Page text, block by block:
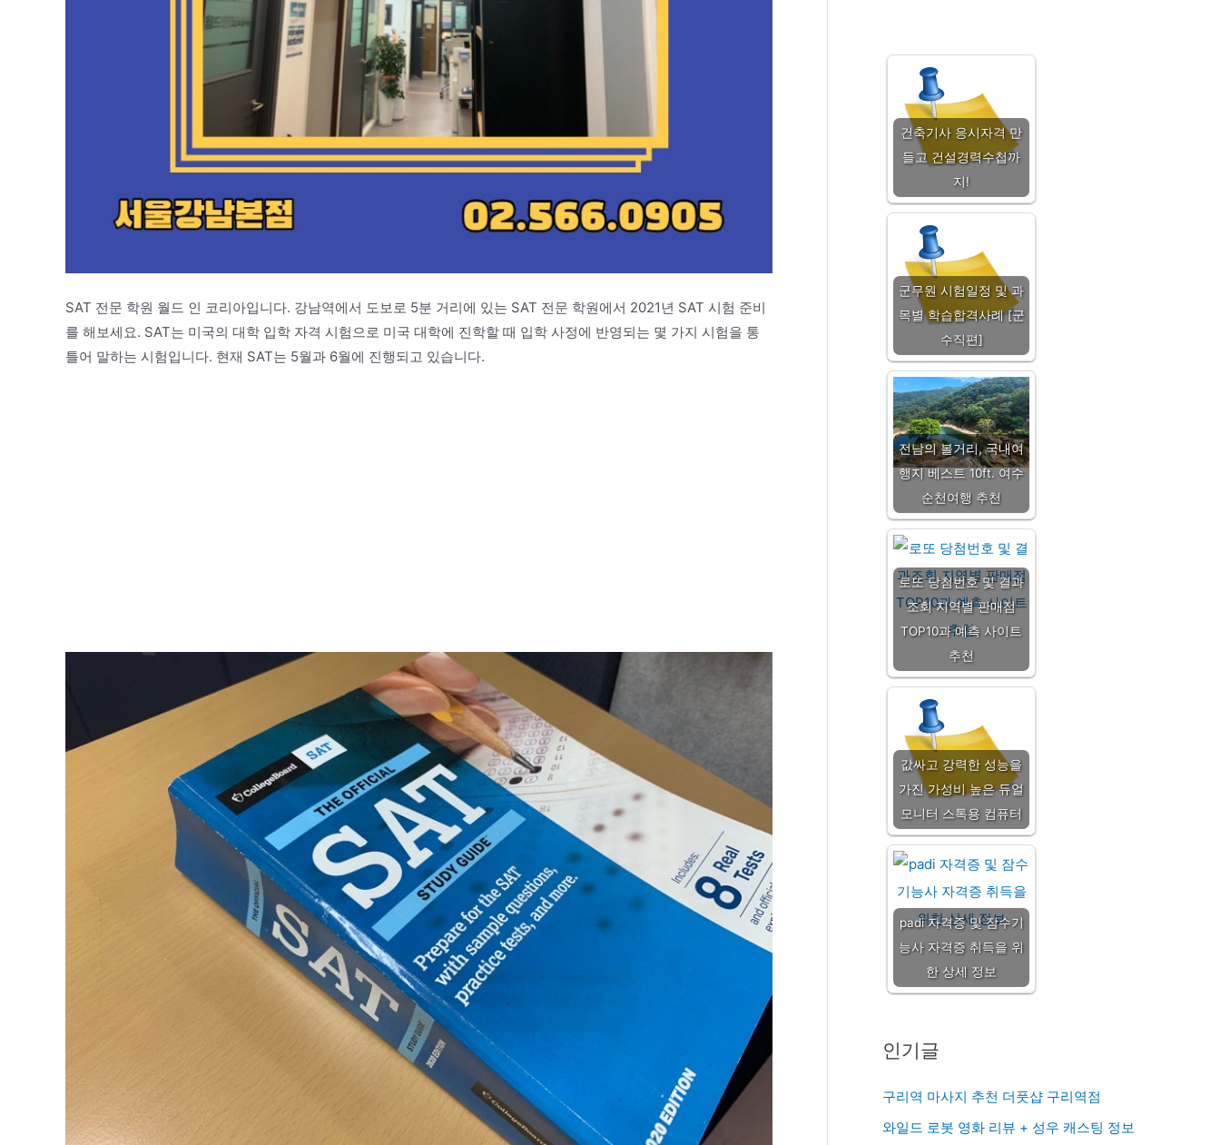
SAT 전문 학원 월드 인 코리아입니다. 강남역에서 도보로 5분 거리에 있는 SAT 전문 학원에서 2021년 SAT 시험 준비
를 해보세요. SAT는 미국의 대학 입학 자격 시험으로 미국 대학에 진학할 때 입학 사정에 반영되는 몇 가지 시험을 통
틀어 말하는 시험입니다. 현재 SAT는 5월과 6월에 진행되고 있습니다.
건축기사 응시자격 만
들고 건설경력수첩까
지!
군무원 시험일정 및 과
목별 학습합격사례 [군
수직편]
전남의 볼거리, 국내여
행지 베스트 10ft. 여수
순천여행 추천
로또 당첨번호 및 결과
조회 지역별 판매점
TOP10과 예측 사이트
추천
값싸고 강력한 성능을
가진 가성비 높은 듀얼
모니터 스톡용 컴퓨터
padi 자격증 및 잠수기
능사 자격증 취득을 위
한 상세 정보
인기글
구리역 마사지 추천 더풋샵 구리역점
와일드 로봇 영화 리뷰 + 성우 캐스팅 정보